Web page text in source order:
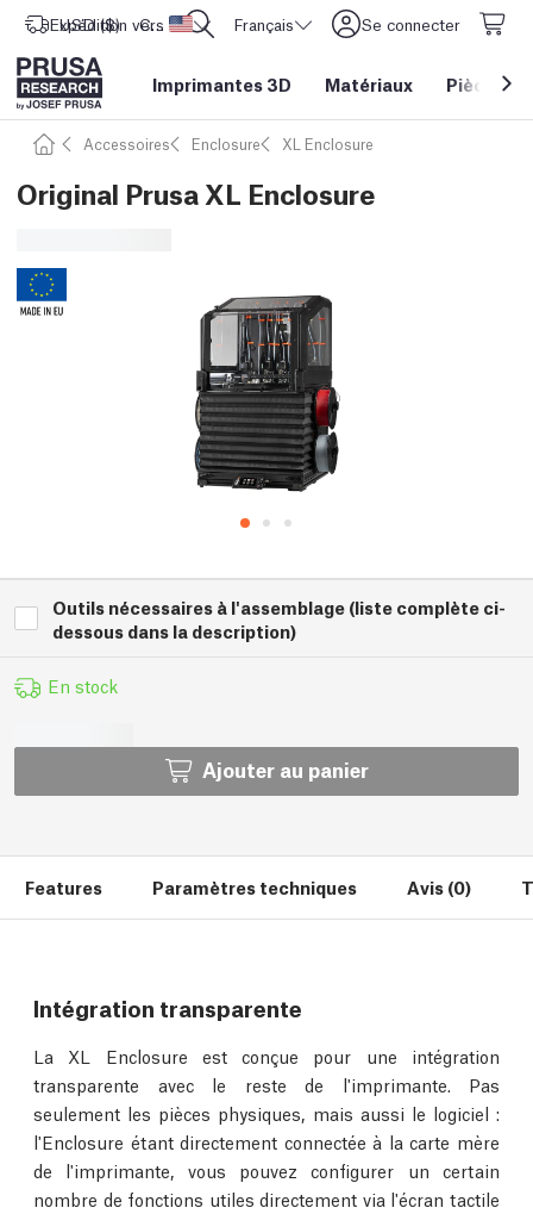
Expédition vers Etats-Unis d'Amérique
USD ($) CORE One L: Maintenant en stock ! Français Se connecter
Imprimantes 3D Matériaux Pièces&
Accessoires Enclosure XL Enclosure
Original Prusa XL Enclosure
Outils nécessaires à l'assemblage (liste complète ci-
dessous dans la description)
En stock
Ajouter au panier
Features Paramètres techniques Avis (0)
Intégration transparente
La XL Enclosure est conçue pour une intégration
transparente avec le reste de l'imprimante. Pas
seulement les pièces physiques, mais aussi le logiciel :
l'Enclosure étant directement connectée à la carte mère
de l'imprimante, vous pouvez configurer un certain
nombre de fonctions utiles directement via l'écran tactile